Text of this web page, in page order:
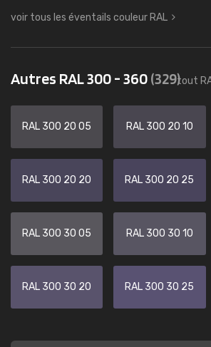
voir tous les éventails couleur RAL
Autres RAL 300 - 360(329)tout
RAL 300 20 05 RAL 300 20 10
RAL 300 20 20 RAL 300 20 25
RAL 300 30 05 RAL 300 30 10
RAL 300 30 20 RAL 300 30 25